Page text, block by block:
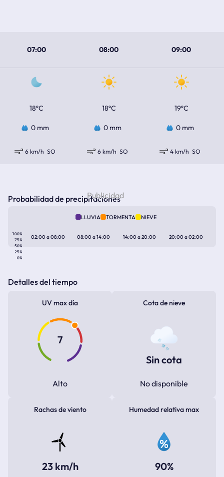
07:00 08:00 09:00
18ºC 18ºC 19ºC
0 mm 0 mm 0 mm
6 km/h SO 6 km/h SO 4 km/h SO
Probabilidad de precipitaciones
LLUVIA TORMENTA NIEVE
100%
75%
50%
25%
0%
02:00a08:00 08:00a14:00 14:00a20:00 20:00a02:00
Detalles del tiempo
UV max día
7
Alto
Cota de nieve
Sin cota
No disponible
Rachas de viento
23 km/h
Humedad relativa max
90%